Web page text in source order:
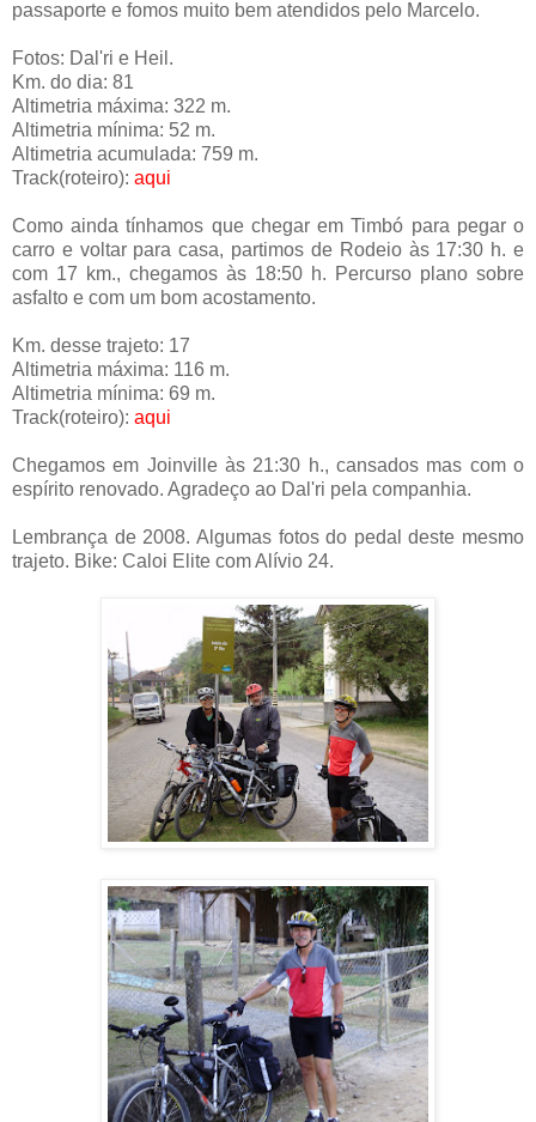
passaporte e fomos muito bem atendidos pelo Marcelo.
Fotos: Dal'ri e Heil.
Km. do dia: 81
Altimetria máxima: 322 m.
Altimetria mínima: 52 m.
Altimetria acumulada: 759 m.
Track(roteiro): aqui
Como ainda tínhamos que chegar em Timbó para pegar o
carro e voltar para casa, partimos de Rodeio às 17:30 h. e
com 17 km., chegamos às 18:50 h. Percurso plano sobre
asfalto e com um bom acostamento.
Km. desse trajeto: 17
Altimetria máxima: 116 m.
Altimetria mínima: 69 m.
Track(roteiro): aqui
Chegamos em Joinville às 21:30 h., cansados mas com o
espírito renovado. Agradeço ao Dal'ri pela companhia.
Lembrança de 2008. Algumas fotos do pedal deste mesmo
trajeto. Bike: Caloi Elite com Alívio 24.